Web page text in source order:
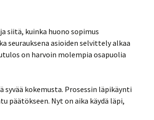
ja siitä, kuinka huono sopimus
seurauksena asioiden selvittely alkaa
on harvoin molempia osapuolia
kokemusta. Prosessin läpikäynti
päätökseen. Nyt on aika käydä läpi,